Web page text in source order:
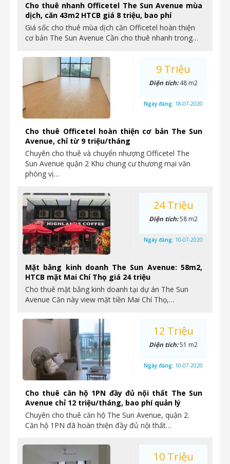
Cho thuê nhanh Officetel The Sun Avenue mùa
dịch, căn 43m2 HTCB giá 8 triệu, bao phí
Giá sốc cho thuê mùa dịch căn Officetel hoàn thiện
cơ bản The Sun Avenue Cần cho thuê nhanh trong…
Cho thuê Officetel hoàn thiện cơ bản The Sun
Avenue, chỉ từ 9 triệu/tháng
Chuyên cho thuê và chuyển nhượng Officetel The
Sun Avenue quận 2 Khu chung cư thương mại văn
phòng vị…
9 Triệu
Diện tích:48 m2
Ngày đăng: 18-07-2020
Mặt bằng kinh doanh The Sun Avenue: 58m2,
HTCB mặt Mai Chí Thọ giá 24 triệu
Cho thuê mặt bằng kinh doanh tại dự án The Sun
Avenue Căn này view mặt tiền Mai Chí Thọ,…
24 Triệu
Diện tích:58 m2
Ngày đăng: 10-07-2020
Cho thuê căn hộ 1PN đầy đủ nội thất The Sun
Avenue chỉ 12 triệu/tháng, bao phí quản lý
Chuyên cho thuê căn hộ The Sun Avenue, quận 2.
Căn hộ 1PN đã hoàn thiện đầy đủ nội thất…
12 Triệu
Diện tích:51 m2
Ngày đăng: 10-07-2020
10 Triệu